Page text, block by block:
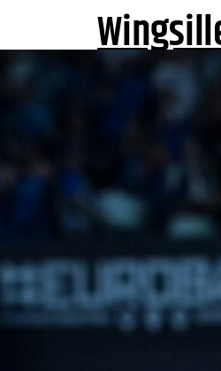
tappio
vastaan –
Kuier
kaksi